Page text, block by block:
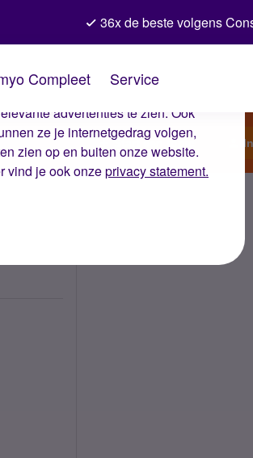
wij ervoor dat je ervaring op de
advertenties te zien. Ook
ze je internetgedrag volgen,
zien op en buiten onze website.
vind je ook onzeprivacy statement.
36x de beste volgens
Compleet Service
Start een topic